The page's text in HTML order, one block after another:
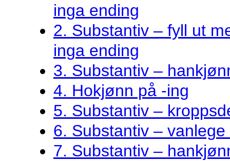
inga ending
2. Substantiv – fyll ut
inga ending
3. Substantiv –
4. Hokjønn på -ing
5. Substantiv –
6. Substantiv –
7. Substantiv –